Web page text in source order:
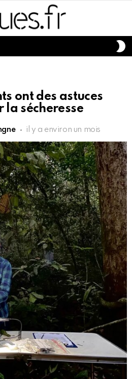
ont des astuces
la sécheresse
il y a environ un mois